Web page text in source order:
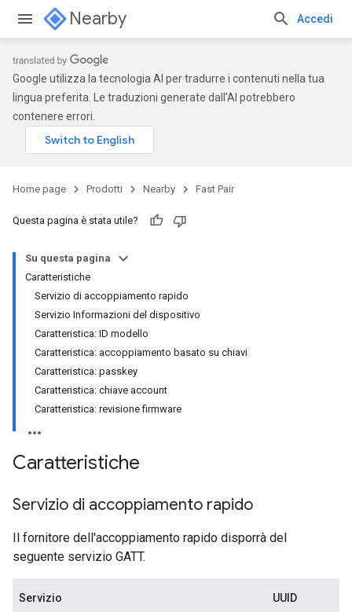
Nearby Accedi
Google utilizza la tecnologia AI per tradurre i contenuti nella tua
lingua preferita. Le traduzioni generate dall'AI potrebbero
contenere errori.
Home page Prodotti Nearby Fast Pair
Questa pagina è stata utile?
Su questa pagina
Caratteristiche
Servizio di accoppiamento rapido
Servizio Informazioni del dispositivo
Caratteristica: ID modello
Caratteristica: accoppiamento basato su chiavi
Caratteristica: passkey
Caratteristica: chiave account
Caratteristica: revisione firmware
Caratteristiche
Servizio di accoppiamento rapido
Il fornitore dell'accoppiamento rapido disporrà del
seguente servizio GATT.
Servizio UUID